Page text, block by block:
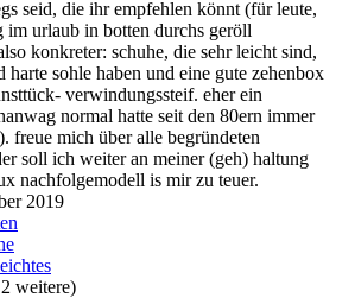
seid, die ihr empfehlen könnt (für leute,
im urlaub in botten durchs geröll
konkreter: schuhe, die sehr leicht sind,
harte sohle haben und eine gute zehenbox
verwindungssteif. eher ein
normal hatte seit den 80ern immer
freue mich über alle begründeten
soll ich weiter an meiner (geh) haltung
nachfolgemodell is mir zu teuer.
2019
weitere)